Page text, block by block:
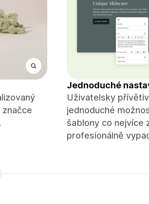
Jednoduché
Uživatelsky
jednoduché
šablony co nejvíce
profesionálně